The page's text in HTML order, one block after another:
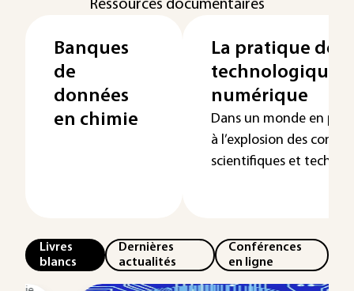
Ressources documentaires
Banques
de
données
en chimie
La pratique de
technologique à
numérique
Dans un monde en
à l’explosion des
scientifiques et
Livres
blancs
Dernières
actualités
Conférences
en ligne